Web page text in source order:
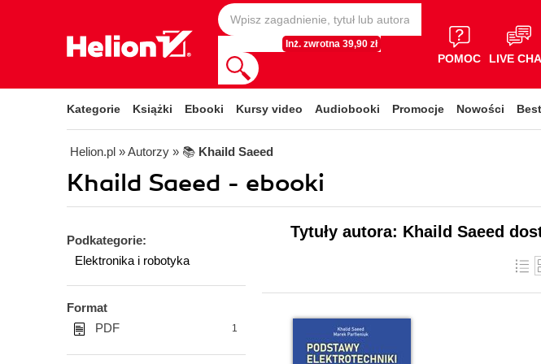
Inż. zwrotna 39,90 zł
POMOC LIVE
Kategorie Książki Ebooki Kursy video Audiobooki Promocje Nowości
Helion.pl » Autorzy » 📚 Khaild Saeed
Khaild Saeed - ebooki
Podkategorie:
Elektronika i robotyka
Format
PDF
1
Tytuły autora: Khaild Saeed